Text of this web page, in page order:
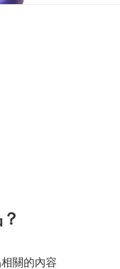
關的內容